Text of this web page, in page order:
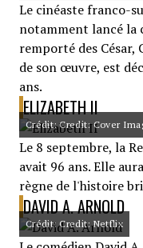
Le cinéaste franco-
notamment lancé la
remporté des César,
de son œuvre, est
ans.
ELIZABETH II
Crédit: Credit: Cover
Le 8 septembre, la
avait 96 ans. Elle
règne de l'histoire
DAVID A. ARNOLD
Crédit: Credit: Netflix